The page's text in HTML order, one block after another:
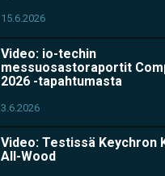
15.6.2026
Video: io-techin
messuosastoraportit
2026 -tapahtumasta
3.6.2026
Video: Testissä Keychron
All-Wood